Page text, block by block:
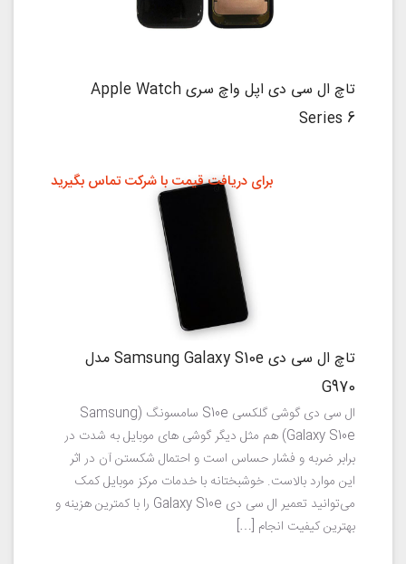
تاچ ال سی دی اپل واچ سری Apple Watch
Series 6
تاچ ال سی دی Samsung Galaxy S10e مدل
G970
ال سی دی گوشی گلکسی S10e سامسونگ (Samsung
Galaxy S10e) هم مثل دیگر گوشی های موبایل به شدت در
برابر ضربه و فشار حساس است و احتمال شکستن آن در اثر
این موارد بالاست. خوشبختانه با خدمات مرکز موبایل کمک
می‌توانید تعمیر ال سی دی Galaxy S10e را با کمترین هزینه و
بهترین کیفیت انجام […]
برای دریافت قیمت با شرکت تماس بگیرید